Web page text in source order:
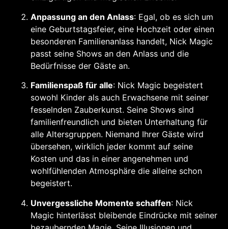
Anpassung an den Anlass: Egal, ob es sich um
eine Geburtstagsfeier, eine Hochzeit oder einen
besonderen Familienanlass handelt, Nick Magic
passt seine Shows an den Anlass und die
Bedürfnisse der Gäste an.
Familienspaß für alle: Nick Magic begeistert
sowohl Kinder als auch Erwachsene mit seiner
fesselnden Zauberkunst. Seine Shows sind
familienfreundlich und bieten Unterhaltung für
alle Altersgruppen. Niemand Ihrer Gäste wird
übersehen, wirklich jeder kommt auf seine
Kosten und das in einer angenehmen und
wohlfühlenden Atmosphäre die alleine schon
begeistert.
Unvergessliche Momente schaffen: Nick
Magic hinterlässt bleibende Eindrücke mit seiner